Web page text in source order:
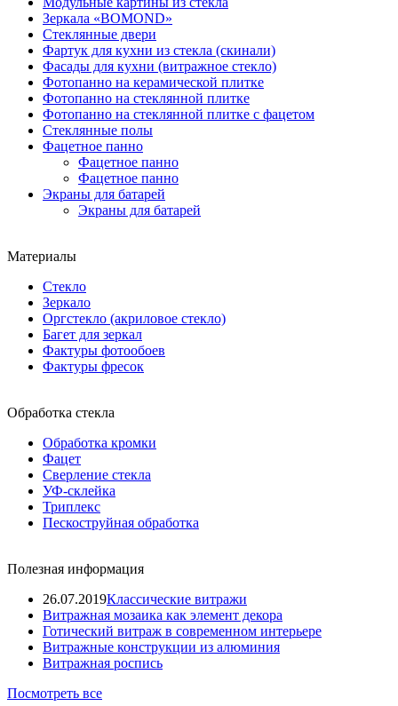
Зеркала «BOMOND»
Стеклянные двери
Фартук для кухни из стекла (скинали)
Фасады для кухни (витражное стекло)
Фотопанно на керамической плитке
Фотопанно на стеклянной плитке
Фотопанно на стеклянной плитке с фацетом
Стеклянные полы
Фацетное панно
Фацетное панно
Фацетное панно
Экраны для батарей
Экраны для батарей
Материалы
Стекло
Зеркало
Оргстекло (акриловое стекло)
Багет для зеркал
Фактуры фотообоев
Фактуры фресок
Обработка стекла
Обработка кромки
Фацет
Сверление стекла
УФ-склейка
Триплекс
Пескоструйная обработка
Полезная информация
26.07.2019Классические витражи
Витражная мозаика как элемент декора
Готический витраж в современном интерьере
Витражные конструкции из алюминия
Витражная роспись
Посмотреть все